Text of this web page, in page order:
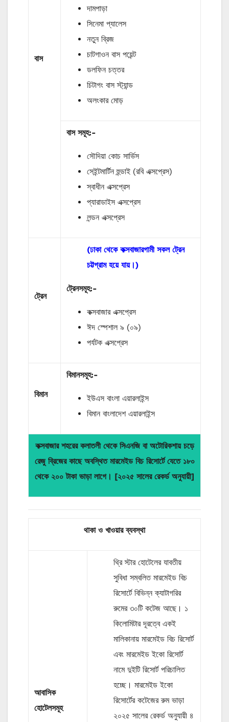
বাস
দামপাড়া
সিনেমা প্যালেস
নতুন ব্রিজ
চাটগাওন বাস পয়েন্ট
ডলফিন চত্তর
চিটাগং বাস স্ট্যান্ড
অলংকার মোড়
বাস সমূহ:-
সৌদিয়া কোচ সার্ভিস
সেইন্টমার্টিন হুন্ডাই (রবি এক্সপ্রেস)
স্বাধীন এক্সপ্রেস
প্যারাডাইস এক্সপ্রেস
লন্ডন এক্সপ্রেস
ট্রেন
(ঢাকা থেকে কক্সবাজারগামী সকল ট্রেন
চট্টগ্রাম হয়ে যায়।)
ট্রেনসমূহ:-
কক্সবাজার এক্সপ্রেস
ঈদ স্পেশাল ৯ (০৯)
পর্যটক এক্সপ্রেস
বিমান
বিমানসমূহ:-
ইউএস বাংলা এয়ারলাইন্স
বিমান বাংলাদেশ এয়ারলাইন্স
কক্সবাজার শহরের কলাতলী থেকে সিএনজি বা অটোরিকশায় চড়ে
রেজু ব্রিজের কাছে অবস্থিত মারমেইড বিচ রিসোর্টে যেতে ১৮০
থেকে ২০০ টাকা ভাড়া লাগে। [২০২৫ সালের রেকর্ড অনুযায়ী]
থাকা ও খাওয়ার ব্যবস্থা
আবাসিক
হোটেলসমূহ
থ্রি স্টার হোটেলের যাবতীয়
সুবিধা সম্বলিত মারমেইড বিচ
রিসোর্টে বিভিন্ন ক্যাটাগরির
রুমের ৩০টি কটেজ আছে। ১
কিলোমিটার দূরত্বে একই
মালিকানায় মারমেইড বিচ রিসোর্ট
এবং মারমেইড ইকো রিসোর্ট
নামে দুইটি রিসোর্ট পরিচালিত
হচ্ছে। মারমেইড ইকো
রিসোর্টের কটেজের রুম ভাড়া
২০২৫ সালের রেকর্ড অনুযায়ী ৪